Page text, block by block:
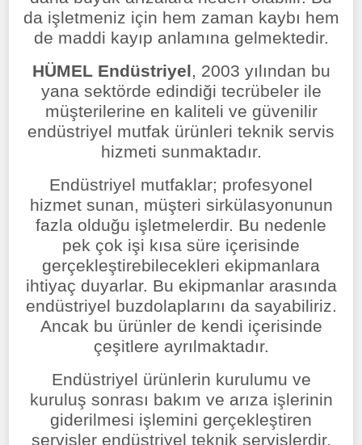
da işletmeniz için hem zaman kaybı hem
de maddi kayıp anlamına gelmektedir.
HÜMEL Endüstriyel, 2003 yılından bu
yana sektörde edindiği tecrübeler ile
müşterilerine en kaliteli ve güvenilir
endüstriyel mutfak ürünleri teknik servis
hizmeti sunmaktadır.
Endüstriyel mutfaklar; profesyonel
hizmet sunan, müşteri sirkülasyonunun
fazla olduğu işletmelerdir. Bu nedenle
pek çok işi kısa süre içerisinde
gerçekleştirebilecekleri ekipmanlara
ihtiyaç duyarlar. Bu ekipmanlar arasında
endüstriyel buzdolaplarını da sayabiliriz.
Ancak bu ürünler de kendi içerisinde
çeşitlere ayrılmaktadır.
Endüstriyel ürünlerin kurulumu ve
kuruluş sonrası bakım ve arıza işlerinin
giderilmesi işlemini gerçekleştiren
servisler endüstriyel teknik servislerdir.